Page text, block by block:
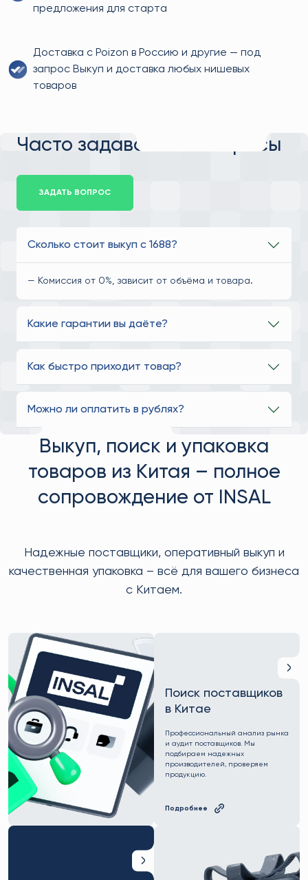
предложения для старта
Доставка с Poizon в Россию и другие — под
запрос Выкуп и доставка любых нишевых
товаров
Часто задаваемые вопросы
ЗАДАТЬ ВОПРОС
Сколько стоит выкуп с 1688?
— Комиссия от 0%, зависит от объёма и товара.
Какие гарантии вы даёте?
Как быстро приходит товар?
Можно ли оплатить в рублях?
Выкуп, поиск и упаковка
товаров из Китая – полное
сопровождение от INSAL
Надежные поставщики, оперативный выкуп и
качественная упаковка – всё для вашего бизнеса
с Китаем.
Поиск поставщиков
в Китае
Профессиональный анализ рынка
и аудит поставщиков. Мы
подбираем надежных
производителей, проверяем
продукцию.
Подробнее